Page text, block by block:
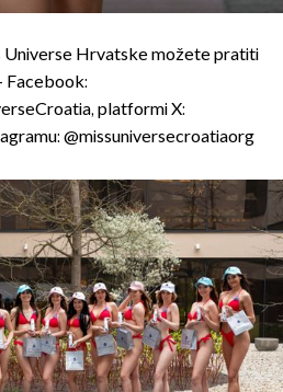
Universe Hrvatske možete pratiti
Facebook:
platformi X:
@missuniversecroatiaorg